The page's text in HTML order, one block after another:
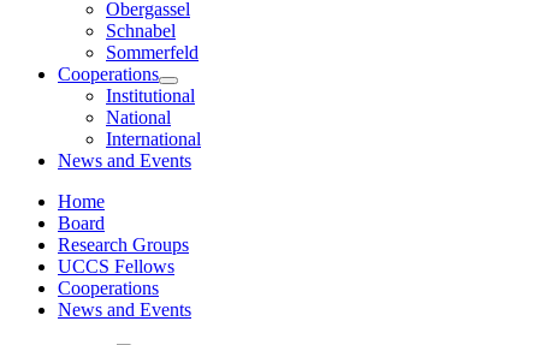
Obergassel
Schnabel
Sommerfeld
Cooperations
Institutional
National
International
News and Events
Home
Board
Research Groups
UCCS Fellows
Cooperations
News and Events